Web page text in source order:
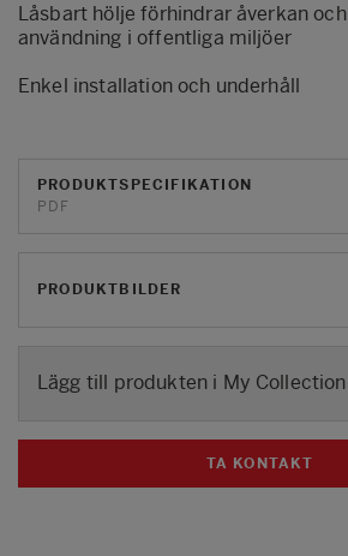
Låsbart hölje förhindrar åverkan
användning i offentliga miljöer
Enkel installation och underhåll
PRODUKTSPECIFIKATION
PDF
PRODUKTBILDER
Lägg till produkten i My Collection
TA KONTAKT